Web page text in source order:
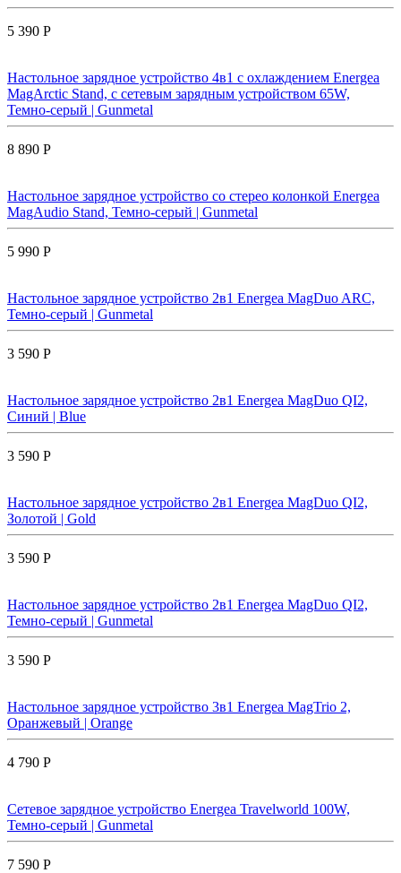
5 390 Р
Настольное зарядное устройство 4в1 с охлаждением Energea
MagArctic Stand, с сетевым зарядным устройством 65W,
Темно-серый | Gunmetal
8 890 Р
Настольное зарядное устройство со стерео колонкой Energea
MagAudio Stand, Темно-серый | Gunmetal
5 990 Р
Настольное зарядное устройство 2в1 Energea MagDuo ARC,
Темно-серый | Gunmetal
3 590 Р
Настольное зарядное устройство 2в1 Energea MagDuo QI2,
Синий | Blue
3 590 Р
Настольное зарядное устройство 2в1 Energea MagDuo QI2,
Золотой | Gold
3 590 Р
Настольное зарядное устройство 2в1 Energea MagDuo QI2,
Темно-серый | Gunmetal
3 590 Р
Настольное зарядное устройство 3в1 Energea MagTrio 2,
Оранжевый | Orange
4 790 Р
Сетевое зарядное устройство Energea Travelworld 100W,
Темно-серый | Gunmetal
7 590 Р